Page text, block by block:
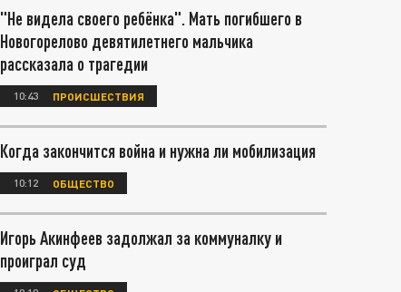
"Не видела своего ребёнка". Мать погибшего в
Новогорелово девятилетнего мальчика
рассказала о трагедии
10:43 ПРОИСШЕСТВИЯ
Когда закончится война и нужна ли мобилизация
10:12 ОБЩЕСТВО
Игорь Акинфеев задолжал за коммуналку и
проиграл суд